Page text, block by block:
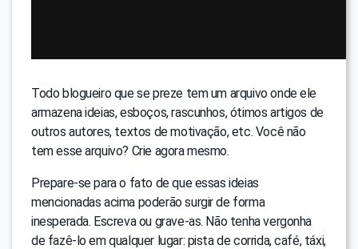
Todo blogueiro que se preze tem um arquivo onde ele
armazena ideias, esboços, rascunhos, ótimos artigos de
outros autores, textos de motivação, etc. Você não
tem esse arquivo? Crie agora mesmo.
Prepare-se para o fato de que essas ideias
mencionadas acima poderão surgir de forma
inesperada. Escreva ou grave-as. Não tenha vergonha
de fazê-lo em qualquer lugar: pista de corrida, café, táxi,